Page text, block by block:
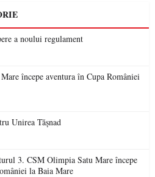
a noului regulament
aventura în Cupa României
Unirea Tășnad
3. CSM Olimpia Satu Mare începe
la Baia Mare